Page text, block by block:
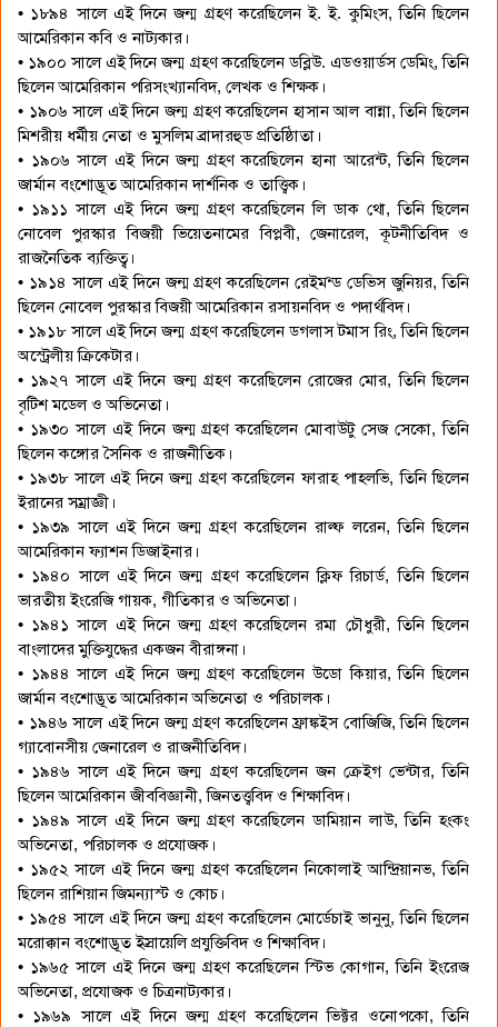
• ১৮৯৪ সালে এই দিনে জন্ম গ্রহণ করেছিলেন ই. ই. কুমিংস, তিনি ছিলেন
আমেরিকান কবি ও নাট্যকার।
• ১৯০০ সালে এই দিনে জন্ম গ্রহণ করেছিলেন ডব্লিউ. এডওয়ার্ডস ডেমিং, তিনি
ছিলেন আমেরিকান পরিসংখ্যানবিদ, লেখক ও শিক্ষক।
• ১৯০৬ সালে এই দিনে জন্ম গ্রহণ করেছিলেন হাসান আল বান্না, তিনি ছিলেন
মিশরীয় ধর্মীয় নেতা ও মুসলিম ব্রাদারহুড প্রতিষ্ঠিাতা।
• ১৯০৬ সালে এই দিনে জন্ম গ্রহণ করেছিলেন হানা আরেন্ট, তিনি ছিলেন
জার্মান বংশোদ্ভূত আমেরিকান দার্শনিক ও তাত্ত্বিক।
• ১৯১১ সালে এই দিনে জন্ম গ্রহণ করেছিলেন লি ডাক থো, তিনি ছিলেন
নোবেল পুরস্কার বিজয়ী ভিয়েতনামের বিপ্লবী, জেনারেল, কূটনীতিবিদ ও
রাজনৈতিক ব্যক্তিত্ব।
• ১৯১৪ সালে এই দিনে জন্ম গ্রহণ করেছিলেন রেইমন্ড ডেভিস জুনিয়র, তিনি
ছিলেন নোবেল পুরস্কার বিজয়ী আমেরিকান রসায়নবিদ ও পদার্থবিদ।
• ১৯১৮ সালে এই দিনে জন্ম গ্রহণ করেছিলেন ডগলাস টমাস রিং, তিনি ছিলেন
অস্ট্রেলীয় ক্রিকেটার।
• ১৯২৭ সালে এই দিনে জন্ম গ্রহণ করেছিলেন রোজের মোর, তিনি ছিলেন
বৃটিশ মডেল ও অভিনেতা।
• ১৯৩০ সালে এই দিনে জন্ম গ্রহণ করেছিলেন মোবাউটু সেজ সেকো, তিনি
ছিলেন কঙ্গোর সৈনিক ও রাজনীতিক।
• ১৯৩৮ সালে এই দিনে জন্ম গ্রহণ করেছিলেন ফারাহ পাহলভি, তিনি ছিলেন
ইরানের সম্রাজ্ঞী।
• ১৯৩৯ সালে এই দিনে জন্ম গ্রহণ করেছিলেন রাল্ফ লরেন, তিনি ছিলেন
আমেরিকান ফ্যাশন ডিজাইনার।
• ১৯৪০ সালে এই দিনে জন্ম গ্রহণ করেছিলেন ক্লিফ রিচার্ড, তিনি ছিলেন
ভারতীয় ইংরেজি গায়ক, গীতিকার ও অভিনেতা।
• ১৯৪১ সালে এই দিনে জন্ম গ্রহণ করেছিলেন রমা চৌধুরী, তিনি ছিলেন
বাংলাদের মুক্তিযুদ্ধের একজন বীরাঙ্গনা।
• ১৯৪৪ সালে এই দিনে জন্ম গ্রহণ করেছিলেন উডো কিয়ার, তিনি ছিলেন
জার্মান বংশোদ্ভূত আমেরিকান অভিনেতা ও পরিচালক।
• ১৯৪৬ সালে এই দিনে জন্ম গ্রহণ করেছিলেন ফ্রাঙ্কইস বোজিজি, তিনি ছিলেন
গ্যাবোনসীয় জেনারেল ও রাজনীতিবিদ।
• ১৯৪৬ সালে এই দিনে জন্ম গ্রহণ করেছিলেন জন ক্রেইগ ভেন্টার, তিনি
ছিলেন আমেরিকান জীববিজ্ঞানী, জিনতত্ত্ববিদ ও শিক্ষাবিদ।
• ১৯৪৯ সালে এই দিনে জন্ম গ্রহণ করেছিলেন ডামিয়ান লাউ, তিনি হংকং
অভিনেতা, পরিচালক ও প্রযোজক।
• ১৯৫২ সালে এই দিনে জন্ম গ্রহণ করেছিলেন নিকোলাই আন্দ্রিয়ানভ, তিনি
ছিলেন রাশিয়ান জিমন্যাস্ট ও কোচ।
• ১৯৫৪ সালে এই দিনে জন্ম গ্রহণ করেছিলেন মোর্ডেচাই ভানুনু, তিনি ছিলেন
মরোক্কান বংশোদ্ভূত ইস্রায়েলি প্রযুক্তিবিদ ও শিক্ষাবিদ।
• ১৯৬৫ সালে এই দিনে জন্ম গ্রহণ করেছিলেন স্টিভ কোগান, তিনি ইংরেজ
অভিনেতা, প্রযোজক ও চিত্রনাট্যকার।
• ১৯৬৯ সালে এই দিনে জন্ম গ্রহণ করেছিলেন ভিক্টর ওনোপকো, তিনি